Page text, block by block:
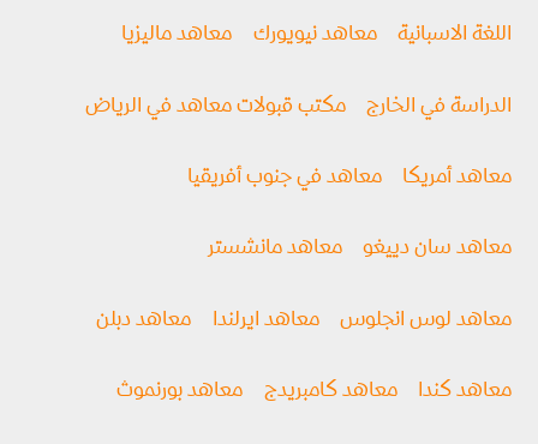
اللغة الاسبانية معاهد نيويورك معاهد ماليزيا
الدراسة في الخارج مكتب قبولات معاهد في الرياض
معاهد أمريكا معاهد في جنوب أفريقيا
معاهد سان دييغو معاهد مانشستر
معاهد لوس انجلوس معاهد ايرلندا معاهد دبلن
معاهد كندا معاهد كامبريدج معاهد بورنموث